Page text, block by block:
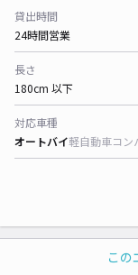
この
貸出時間
24時間営業
長さ
180cm 以下
対応車種
オートバイ軽自動車コン
新大